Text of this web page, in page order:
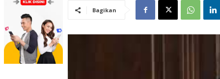
Bagikan